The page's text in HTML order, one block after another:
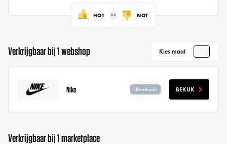
HOT NOT
Verkrijgbaar bij 1 webshop Kies maat
Nike Uitverkocht BEKIJK
Verkrijgbaar bij 1 marketplace